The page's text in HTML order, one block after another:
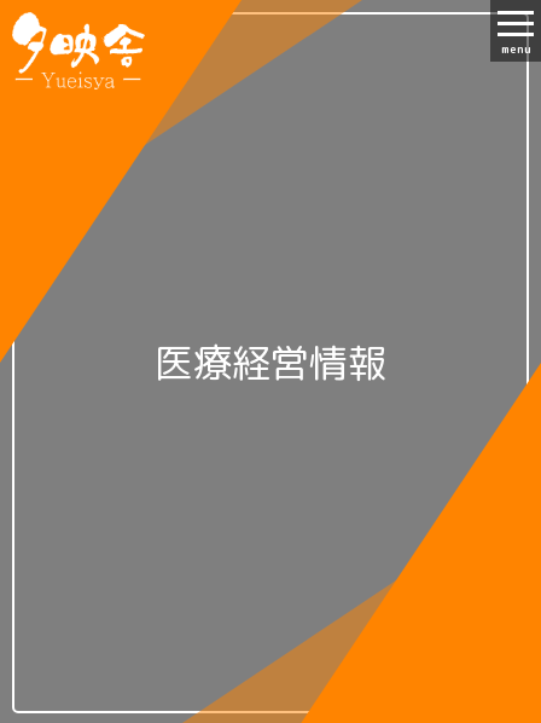
医療経営情報
menu